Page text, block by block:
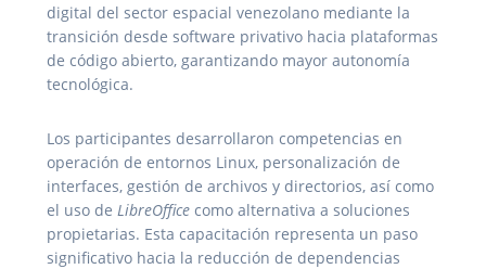
digital del sector espacial venezolano mediante la
transición desde software privativo hacia plataformas
de código abierto, garantizando mayor autonomía
tecnológica.
Los participantes desarrollaron competencias en
operación de entornos Linux, personalización de
interfaces, gestión de archivos y directorios, así como
el uso de LibreOffice como alternativa a soluciones
propietarias. Esta capacitación representa un paso
significativo hacia la reducción de dependencias